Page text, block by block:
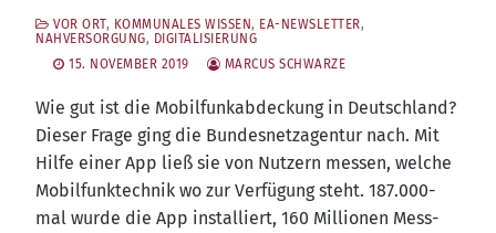
VOR ORT, KOMMUNALES WISSEN, EA-NEWSLETTER,
NAHVERSORGUNG, DIGITALISIERUNG
15. NOVEMBER 2019
MARCUS SCHWARZE
Wie gut ist die Mobil­funk­ab­de­ckung in Deutsch­land?
Die­ser Fra­ge ging die Bun­des­netz­agen­tur nach. Mit
Hil­fe einer App ließ sie von Nut­zern mes­sen, wel­che
Mobil­funk­tech­nik wo zur Ver­fü­gung steht. 187.000-
mal wur­de die App instal­liert, 160 Mil­lio­nen Mess­